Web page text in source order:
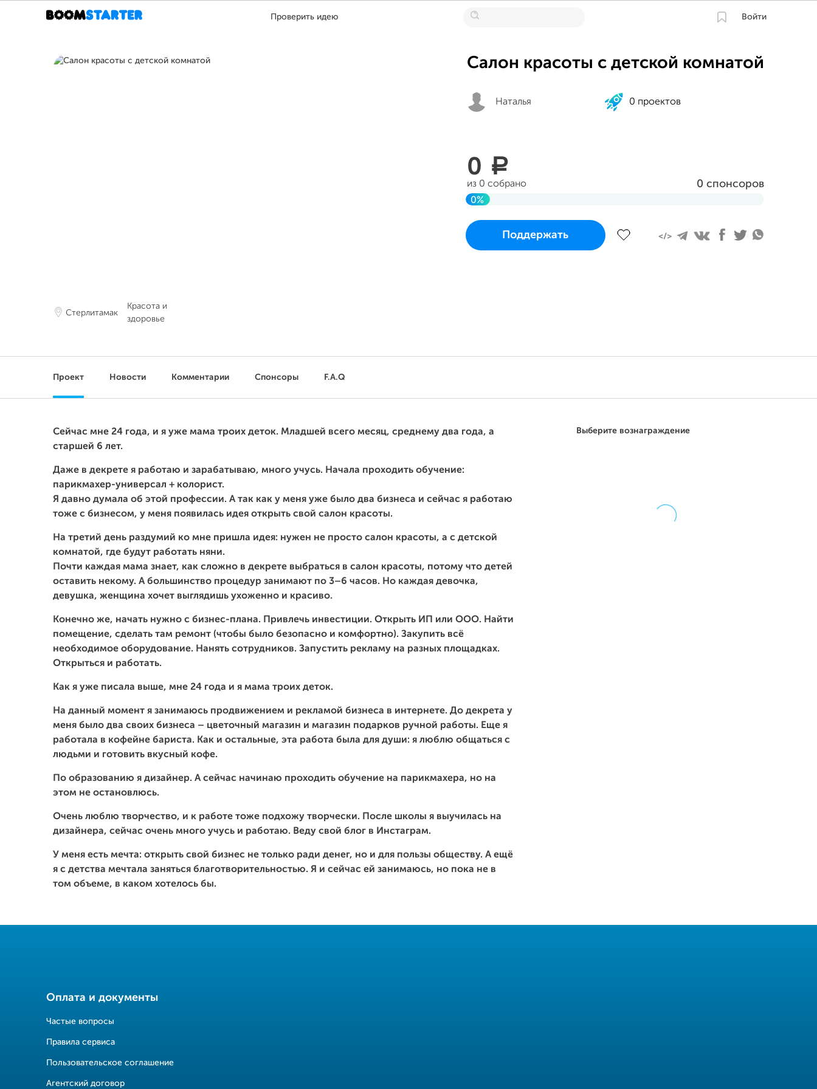
Проверить идею Войти
Стерлитамак
Красота и
здоровье
Салон красоты с детской комнатой
Наталья 0 проектов
0 a
из 0 собрано 0 спонсоров
0%
Проект начался и завершится
во вторник 25 июля 2023 в 15:56 MSK
Поддержать
Проект Новости Комментарии Спонсоры F.A.Q
Выберите вознаграждение
Сейчас мне 24 года, и я уже мама троих деток. Младшей всего месяц, среднему два года, а
старшей 6 лет.
Даже в декрете я работаю и зарабатываю, много учусь. Начала проходить обучение:
парикмахер-универсал + колорист.
Я давно думала об этой профессии. А так как у меня уже было два бизнеса и сейчас я работаю
тоже с бизнесом, у меня появилась идея открыть свой салон красоты.
На третий день раздумий ко мне пришла идея: нужен не просто салон красоты, а с детской
комнатой, где будут работать няни.
Почти каждая мама знает, как сложно в декрете выбраться в салон красоты, потому что детей
оставить некому. А большинство процедур занимают по 3–6 часов. Но каждая девочка,
девушка, женщина хочет выглядишь ухоженно и красиво.
Конечно же, начать нужно с бизнес-плана. Привлечь инвестиции. Открыть ИП или ООО. Найти
помещение, сделать там ремонт (чтобы было безопасно и комфортно). Закупить всё
необходимое оборудование. Нанять сотрудников. Запустить рекламу на разных площадках.
Открыться и работать.
Как я уже писала выше, мне 24 года и я мама троих деток.
На данный момент я занимаюсь продвижением и рекламой бизнеса в интернете. До декрета у
меня было два своих бизнеса – цветочный магазин и магазин подарков ручной работы. Еще я
работала в кофейне бариста. Как и остальные, эта работа была для души: я люблю общаться с
людьми и готовить вкусный кофе.
По образованию я дизайнер. А сейчас начинаю проходить обучение на парикмахера, но на
этом не остановлюсь.
Очень люблю творчество, и к работе тоже подхожу творчески. После школы я выучилась на
дизайнера, сейчас очень много учусь и работаю. Веду свой блог в Инстаграм.
У меня есть мечта: открыть свой бизнес не только ради денег, но и для пользы обществу. А ещё
я с детства мечтала заняться благотворительностью. Я и сейчас ей занимаюсь, но пока не в
том объеме, в каком хотелось бы.
Оплата и документы
Частые вопросы
Правила сервиса
Пользовательское соглашение
Агентский договор